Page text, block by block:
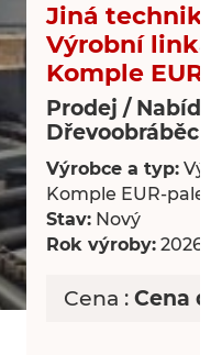
Jiná technika
Výrobní linka
Komple
Prodej /
Dřevoobráběcí
Výrobce a typ:
Komple EUR-palet
Stav: Nový
Rok výroby: 2026
Cena : Cena